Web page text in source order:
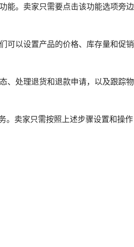
能。卖家只需要点击该功能选项旁
可以设置产品的价格、库存量和促
、处理退货和退款申请，以及跟踪
。卖家只需按照上述步骤设置和操